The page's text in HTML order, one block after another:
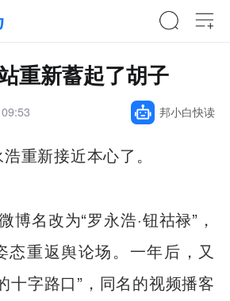
重新蓄起了胡子
邦小白快读
重新接近本心了。
博名改为“罗永浩·钮祜禄”，
态重返舆论场。一年后，又
十字路口”，同名的视频播客